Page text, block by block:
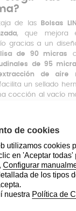
de las Bolsas
, que mejora
gracias a un
de 90 micras
de 95
de aire
un sellado
cocción al vacío
además
(PA), que se
(PE), ofrecen
el oxígeno
alimentos y